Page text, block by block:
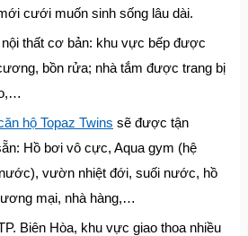
cưới muốn sinh sống lâu dài.
thất cơ bản: khu vực bếp được
bồn rửa; nhà tắm được trang bị
hộ Topaz Twins sẽ được tận
Hồ bơi vô cực, Aqua gym (hệ
vườn nhiệt đới, suối nước, hồ
mại, nhà hàng,…
Biên Hòa, khu vực giao thoa nhiều